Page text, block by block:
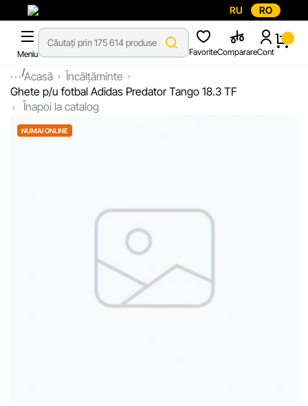
RU RO
Meniu FavoriteComparareCont
...Acasă
Încălțăminte
Ghete p/u fotbal Adidas Predator Tango 18.3 TF
Înapoi la catalog
NUMAI ONLINE